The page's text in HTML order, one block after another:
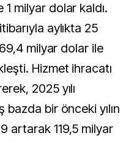
milyar dolar kaldı.
aylıkta 25
milyar dolar ile
Hizmet ihracatı
2025 yılı
bazda bir önceki yılın
artarak 119,5 milyar